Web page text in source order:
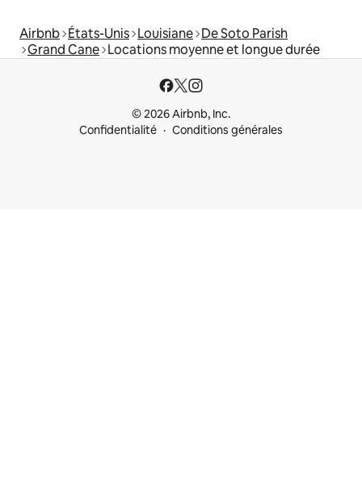
Airbnb États-Unis Louisiane De Soto Parish
Grand Cane Locations moyenne et longue durée
© 2026 Airbnb, Inc.
Confidentialité
Conditions générales